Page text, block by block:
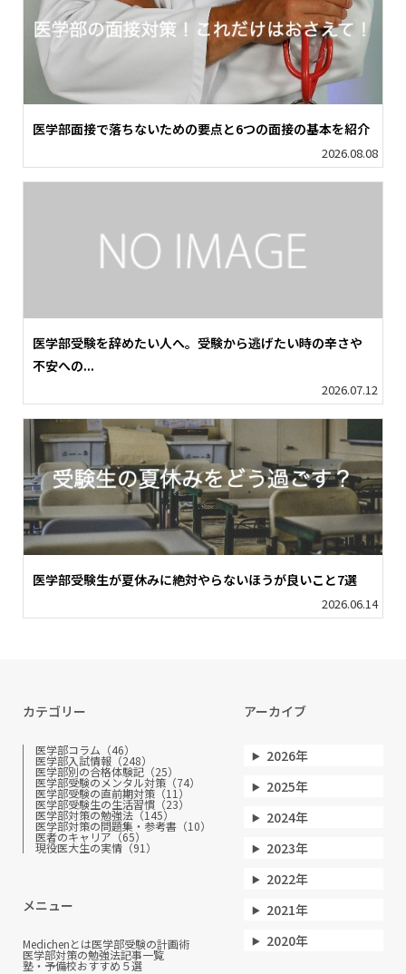
医学部面接で落ちないための要点と6つの面接の基本を紹介
2026.08.08
医学部受験を辞めたい人へ。受験から逃げたい時の辛さや
不安への...
2026.07.12
医学部受験生が夏休みに絶対やらないほうが良いこと7選
2026.06.14
カテゴリー
医学部コラム（46）
医学部入試情報（248）
医学部別の合格体験記（25）
医学部受験のメンタル対策（74）
医学部受験の直前期対策（11）
医学部受験生の生活習慣（23）
医学部対策の勉強法（145）
医学部対策の問題集・参考書（10）
医者のキャリア（65）
現役医大生の実情（91）
メニュー
Medichenとは医学部受験の計画術
医学部対策の勉強法記事一覧
塾・予備校おすすめ５選
アーカイブ
2026年
2025年
2024年
2023年
2022年
2021年
2020年